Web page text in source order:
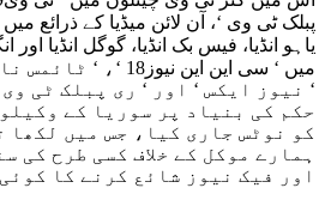
پبلک ٹی وی ‘، آن لائن میڈیا کے ذرائع
یاہو انڈیا، فیس بک انڈیا، گوگل انڈیا
میں ‘ سی این این
‘ نیوز ایکس ‘ اور ‘ ری پبلک ٹی
حکم کی بنیاد پر سوریا کے
کو نوٹس جاری کیا، جس میں لکھا
ہمارے موکل کے خلاف کسی طرح کی
اور فیک نیوز شائع کرنے کا